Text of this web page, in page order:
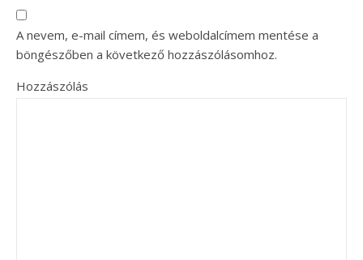
A nevem, e-mail címem, és weboldalcímem mentése a
böngészőben a következő hozzászólásomhoz.
Hozzászólás